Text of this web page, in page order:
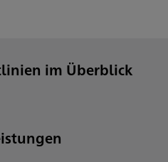
im Überblick